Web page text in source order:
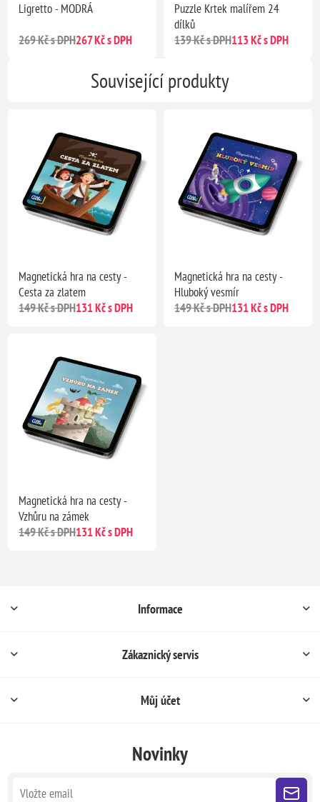
Ligretto - MODRÁ
269 Kč s DPH267 Kč s DPH
Puzzle Krtek malířem 24
dílků
139 Kč s DPH113 Kč s DPH
Související produkty
Magnetická hra na cesty -
Cesta za zlatem
149 Kč s DPH131 Kč s DPH
Magnetická hra na cesty -
Hluboký vesmír
149 Kč s DPH131 Kč s DPH
Magnetická hra na cesty -
Vzhůru na zámek
149 Kč s DPH131 Kč s DPH
Informace
Zákaznický servis
Můj účet
Novinky